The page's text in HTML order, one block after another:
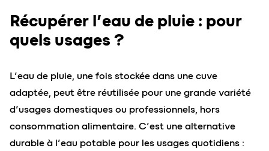
Récupérer l’eau de pluie : pour
quels usages ?
L’eau de pluie, une fois stockée dans une cuve
adaptée, peut être réutilisée pour une grande variété
d’usages domestiques ou professionnels, hors
consommation alimentaire. C’est une alternative
durable à l’eau potable pour les usages quotidiens :